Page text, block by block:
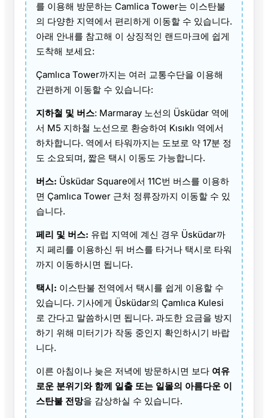
를 이용해 방문하는 Camlica Tower는 이스탄불
의 다양한 지역에서 편리하게 이동할 수 있습니다.
아래 안내를 참고해 이 상징적인 랜드마크에 쉽게
도착해 보세요:
Çamlıca Tower까지는 여러 교통수단을 이용해
간편하게 이동할 수 있습니다:
지하철 및 버스: Marmaray 노선의 Üsküdar 역에
서 M5 지하철 노선으로 환승하여 Kısıklı 역에서
하차합니다. 역에서 타워까지는 도보로 약 17분 정
도 소요되며, 짧은 택시 이동도 가능합니다.
버스: Üsküdar Square에서 11C번 버스를 이용하
면 Çamlıca Tower 근처 정류장까지 이동할 수 있
습니다.
페리 및 버스: 유럽 지역에 계신 경우 Üsküdar까
지 페리를 이용하신 뒤 버스를 타거나 택시로 타워
까지 이동하시면 됩니다.
택시: 이스탄불 전역에서 택시를 쉽게 이용할 수
있습니다. 기사에게 Üsküdar의 Çamlıca Kulesi
로 간다고 말씀하시면 됩니다. 과도한 요금을 방지
하기 위해 미터기가 작동 중인지 확인하시기 바랍
니다.
이른 아침이나 늦은 저녁에 방문하시면 보다 여유
로운 분위기와 함께 일출 또는 일몰의 아름다운 이
스탄불 전망을 감상하실 수 있습니다.